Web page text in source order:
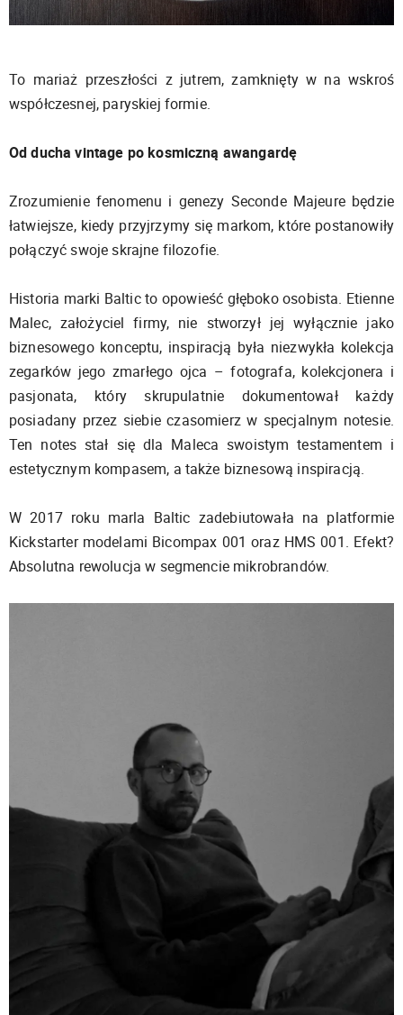
To mariaż przeszłości z jutrem, zamknięty w na wskroś
współczesnej, paryskiej formie.
Od ducha vintage po kosmiczną awangardę
Zrozumienie fenomenu i genezy Seconde Majeure będzie
łatwiejsze, kiedy przyjrzymy się markom, które postanowiły
połączyć swoje skrajne filozofie.
Historia marki Baltic to opowieść głęboko osobista. Etienne
Malec, założyciel firmy, nie stworzył jej wyłącznie jako
biznesowego konceptu, inspiracją była niezwykła kolekcja
zegarków jego zmarłego ojca – fotografa, kolekcjonera i
pasjonata, który skrupulatnie dokumentował każdy
posiadany przez siebie czasomierz w specjalnym notesie.
Ten notes stał się dla Maleca swoistym testamentem i
estetycznym kompasem, a także biznesową inspiracją.
W 2017 roku marla Baltic zadebiutowała na platformie
Kickstarter modelami Bicompax 001 oraz HMS 001. Efekt?
Absolutna rewolucja w segmencie mikrobrandów.